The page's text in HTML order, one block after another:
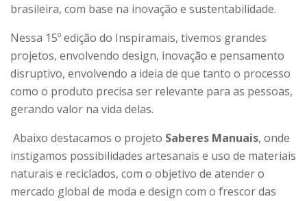
brasileira, com base na inovação e sustentabilidade.
Nessa 15º edição do Inspiramais, tivemos grandes
projetos, envolvendo design, inovação e pensamento
disruptivo, envolvendo a ideia de que tanto o processo
como o produto precisa ser relevante para as pessoas,
gerando valor na vida delas.
Abaixo destacamos o projeto Saberes Manuais, onde
instigamos possibilidades artesanais e uso de materiais
naturais e reciclados, com o objetivo de atender o
mercado global de moda e design com o frescor das